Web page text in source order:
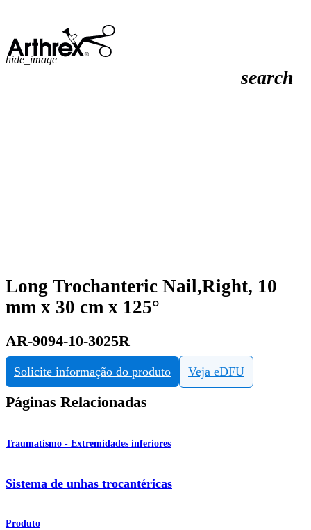
search
hide_image
Long Trochanteric Nail,Right, 10
mm x 30 cm x 125°
AR-9094-10-3025R
Solicite informação do produto Veja eDFU
Páginas Relacionadas
Traumatismo - Extremidades inferiores
Sistema de unhas trocantéricas
Produto